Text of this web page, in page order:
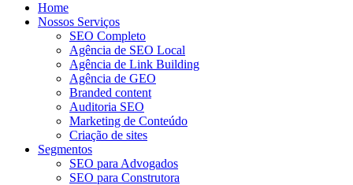
Home
Nossos Serviços
SEO Completo
Agência de SEO Local
Agência de Link Building
Agência de GEO
Branded content
Auditoria SEO
Marketing de Conteúdo
Criação de sites
Segmentos
SEO para Advogados
SEO para Construtora